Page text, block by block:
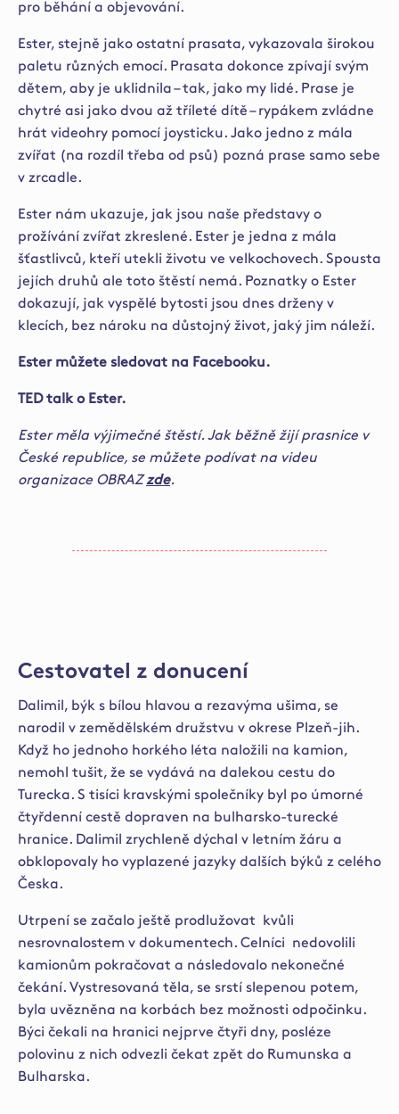
pro běhání a objevování.
Ester, stejně jako ostatní prasata, vykazovala širokou
paletu různých emocí. Prasata dokonce zpívají svým
dětem, aby je uklidnila – tak, jako my lidé. Prase je
chytré asi jako dvou až tříleté dítě – rypákem zvládne
hrát videohry pomocí joysticku. Jako jedno z mála
zvířat (na rozdíl třeba od psů) pozná prase samo sebe
v zrcadle.
Ester nám ukazuje, jak jsou naše představy o
prožívání zvířat zkreslené. Ester je jedna z mála
šťastlivců, kteří utekli životu ve velkochovech. Spousta
jejích druhů ale toto štěstí nemá. Poznatky o Ester
dokazují, jak vyspělé bytosti jsou dnes drženy v
klecích, bez nároku na důstojný život, jaký jim náleží.
Ester můžete sledovat na Facebooku.
TED talko Ester.
Ester měla výjimečné štěstí. Jak běžně žijí prasnice v
České republice, se můžete podívat na videu
organizace OBRAZzde.
Cestovatel z donucení
Dalimil, býk s bílou hlavou a rezavýma ušima, se
narodil v zemědělském družstvu v okrese Plzeň-jih.
Když ho jednoho horkého léta naložili na kamion,
nemohl tušit, že se vydává na dalekou cestu do
Turecka. S tisíci kravskými společníky byl po úmorné
čtyřdenní cestě dopraven na bulharsko-turecké
hranice. Dalimil zrychleně dýchal v letním žáru a
obklopovaly ho vyplazené jazyky dalších býků z celého
Česka.
Utrpení se začalo ještě prodlužovat kvůli
nesrovnalostem v dokumentech. Celníci nedovolili
kamionům pokračovat a následovalo nekonečné
čekání. Vystresovaná těla, se srstí slepenou potem,
byla uvězněna na korbách bez možnosti odpočinku.
Býci čekali na hranici nejprve čtyři dny, posléze
polovinu z nich odvezli čekat zpět do Rumunska a
Bulharska.